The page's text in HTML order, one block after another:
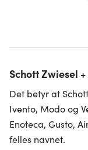
Schott Zwiesel
Det betyr at
Ivento, Modo og
Enoteca, Gusto,
felles navnet.